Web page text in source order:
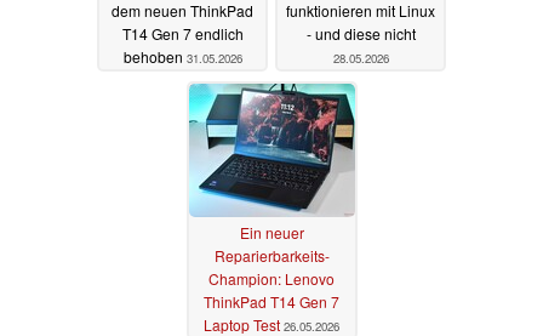
dem neuen ThinkPad
T14 Gen 7 endlich
behoben 31.05.2026
funktionieren mit Linux
- und diese nicht
28.05.2026
Ein neuer
Reparierbarkeits-
Champion: Lenovo
ThinkPad T14 Gen 7
Laptop Test 26.05.2026